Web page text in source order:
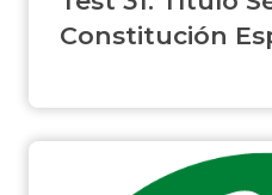
Constitución